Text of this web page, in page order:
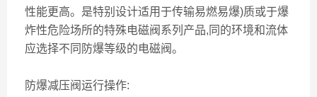
性能更高。是特别设计适用于传输易燃易爆)质或于爆
炸性危险场所的特殊电磁阀系列产品,同的环境和流体
应选择不同防爆等级的电磁阀。
防爆减压阀运行操作: